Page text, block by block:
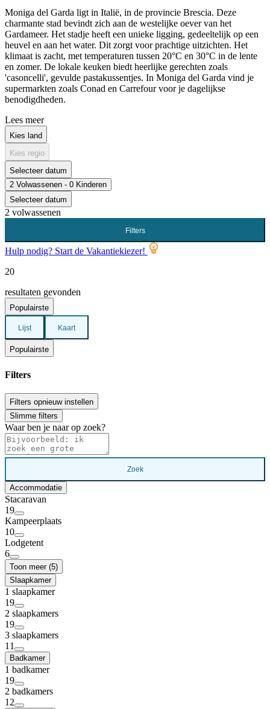
Moniga del Garda ligt in Italië, in de provincie Brescia. Deze
charmante stad bevindt zich aan de westelijke oever van het
Gardameer. Het stadje heeft een unieke ligging, gedeeltelijk op een
heuvel en aan het water. Dit zorgt voor prachtige uitzichten. Het
klimaat is zacht, met temperaturen tussen 20°C en 30°C in de lente
en zomer. De lokale keuken biedt heerlijke gerechten zoals
'casoncelli', gevulde pastakussentjes. In Moniga del Garda vind je
supermarkten zoals Conad en Carrefour voor je dagelijkse
benodigdheden.
Lees meer
Kies land
Kies regio
Selecteer datum
2 Volwassenen - 0 Kinderen
Selecteer datum
2 volwassenen
Filters
Hulp nodig? Start de Vakantiekiezer!
20
resultaten gevonden
Populairste
Lijst Kaart
Populairste
Filters
Filters opnieuw instellen
Slimme filters
Waar ben je naar op zoek?
Zoek
Accommodatie
Stacaravan
19
Kampeerplaats
10
Lodgetent
6
Toon meer (5)
Slaapkamer
1 slaapkamer
19
2 slaapkamers
19
3 slaapkamers
11
Badkamer
1 badkamer
19
2 badkamers
12